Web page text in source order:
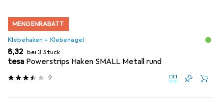
MENGENRABATT
Klebehaken + Klebenagel
EUR
8,32 bei 3 Stück
tesa Powerstrips Haken SMALL Metall rund
9